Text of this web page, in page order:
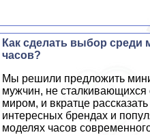
Как сделать выбор среди
часов?
Мы решили предложить
мужчин, не сталкивающихся
миром, и вкратце
интересных брендах и
моделях часов